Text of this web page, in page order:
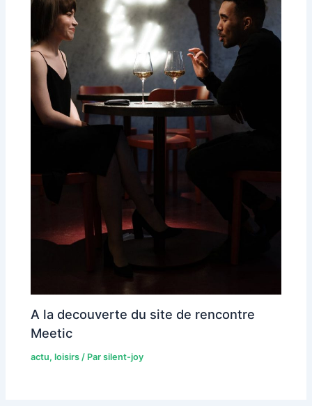
A la decouverte du site de rencontre
Meetic
actu,loisirs / Parsilent-joy